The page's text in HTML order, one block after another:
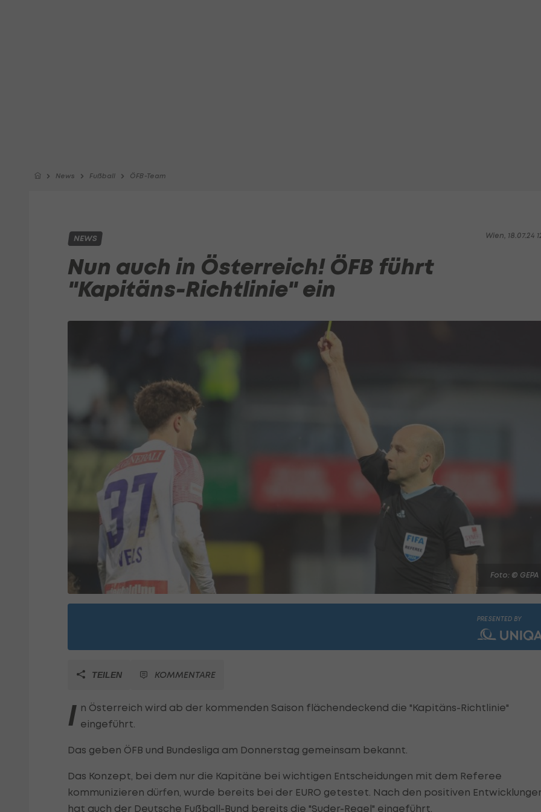
News Fußball ÖFB-Team
Wien, 18.07.24
NEWS
Nun auch in Österreich! ÖFB führt
"Kapitäns-Richtlinie" ein
Foto: © GEPA
PRESENTED BY
TEILEN KOMMENTARE
I n Österreich wird ab der kommenden Saison flächendeckend die "Kapitäns-Richtlinie"
eingeführt.
Das geben ÖFB und Bundesliga am Donnerstag gemeinsam bekannt.
Das Konzept, bei dem nur die Kapitäne bei wichtigen Entscheidungen mit dem Referee
kommunizieren dürfen, wurde bereits bei der EURO getestet. Nach den positiven
hat auch der Deutsche Fußball-Bund bereits die "Suder-Regel" eingeführt.